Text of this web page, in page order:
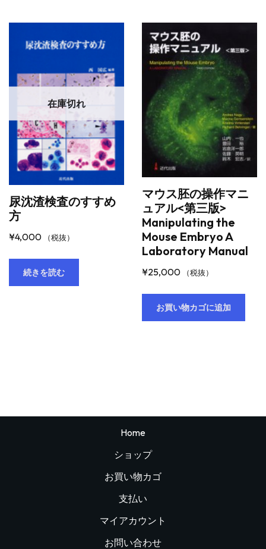
在庫切れ
尿沈渣検査のすすめ
方
¥4,000 （税抜）
続きを読む
マウス胚の操作マニ
ュアル<第三版>
Manipulating the
Mouse Embryo A
Laboratory Manual
¥25,000 （税抜）
お買い物カゴに追加
Home
ショップ
お買い物カゴ
支払い
マイアカウント
お問い合わせ